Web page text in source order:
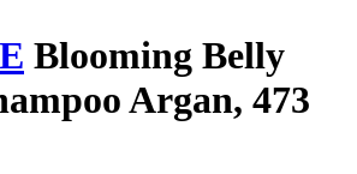
Blooming Belly
Argan, 473